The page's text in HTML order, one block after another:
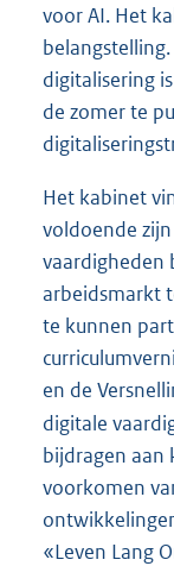
voor AI. Het
digitalisering
de zomer te
Het kabinet
voldoende
vaardigheden
arbeidsmarkt
te kunnen
en de
digitale
bijdragen aan
voorkomen
«Leven Lang